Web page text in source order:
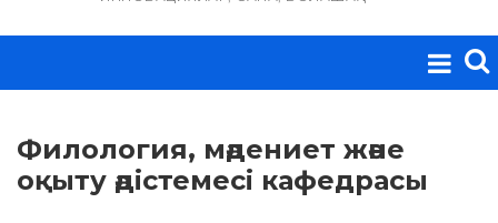
Филология, мәдениет және
оқыту әдістемесі кафедрасы